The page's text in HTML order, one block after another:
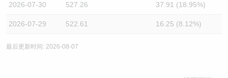
2026-07-30 527.26 37.91 (18.95%)
2026-07-29 522.61 16.25 (8.12%)
最后更新时间: 2026-08-07